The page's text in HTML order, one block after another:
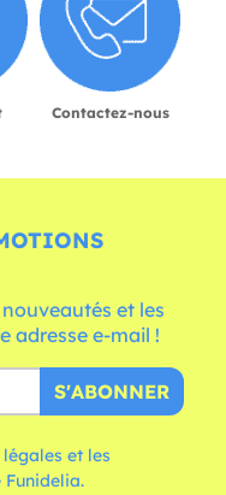
Contactez-nous
et les
adresse e-mail !
S'ABONNER
et les